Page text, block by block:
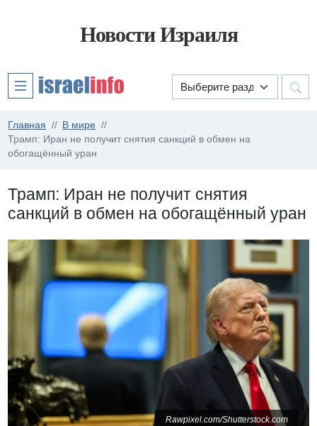
Новости Израиля
Главная
В мире
Трамп: Иран не получит снятия санкций в обмен на
обогащённый уран
Трамп: Иран не получит снятия
санкций в обмен на обогащённый уран
Rawpixel.com/Shutterstock.com